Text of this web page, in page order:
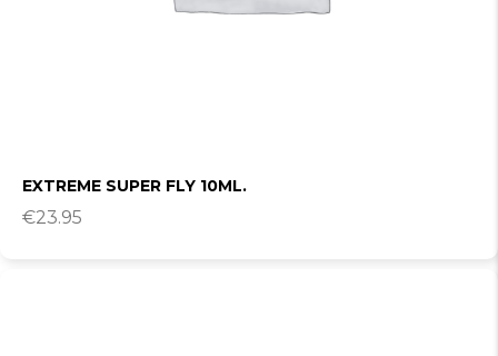
EXTREME SUPER FLY 10ML.
€23.95